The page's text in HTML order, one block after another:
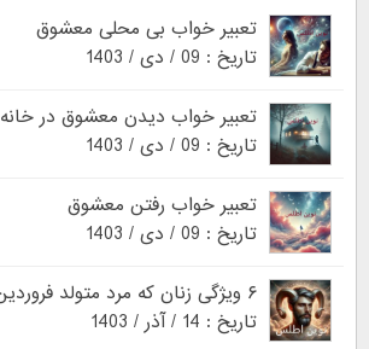
تعبیر خواب بی محلی معشوق
تاریخ : 09 / دی / 1403
تعبیر خواب دیدن معشوق در خانه
تاریخ : 09 / دی / 1403
تعبیر خواب رفتن معشوق
تاریخ : 09 / دی / 1403
۶ ویژگی زنان که مرد متولد فروردین آن [...]
تاریخ : 14 / آذر / 1403